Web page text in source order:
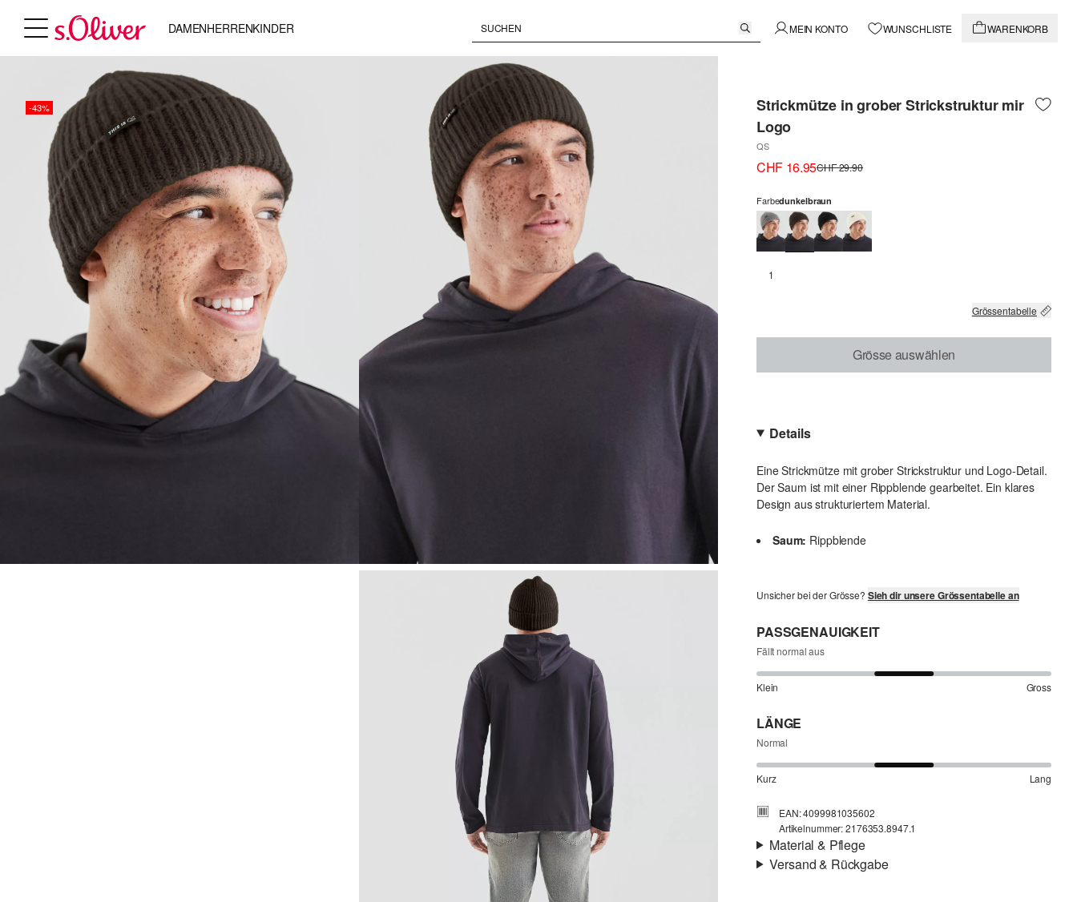
DAMENHERRENKINDER MEIN KONTO WUNSCHLISTE WARENKORB
-43%
Strickmütze in grober Strickstruktur mir
Logo
QS
CHF 16.95CHF 29.90
Farbedunkelbraun
1
Grössentabelle
Grösse auswählen
Details
Eine Strickmütze mit grober Strickstruktur und Logo-Detail.
Der Saum ist mit einer Rippblende gearbeitet. Ein klares
Design aus strukturiertem Material.
Saum: Rippblende
Unsicher bei der Grösse? Sieh dir unsere Grössentabelle an
PASSGENAUIGKEIT
Fällt normal aus
Klein Gross
LÄNGE
Normal
Kurz Lang
EAN: 4099981035602
Artikelnummer: 2176353.8947.1
Material & Pflege
Versand & Rückgabe